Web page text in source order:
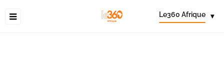
Le360 Afrique ▾